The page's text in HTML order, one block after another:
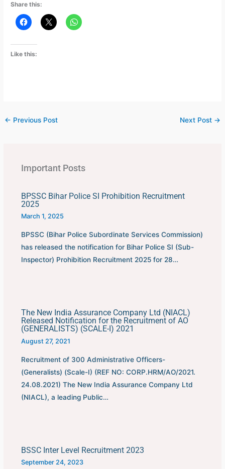
Share this:
Like this:
← Previous Post Next Post →
Important Posts
BPSSC Bihar Police SI Prohibition Recruitment
2025
March 1, 2025
BPSSC (Bihar Police Subordinate Services Commission)
has released the notification for Bihar Police SI (Sub-
Inspector) Prohibition Recruitment 2025 for 28…
The New India Assurance Company Ltd (NIACL)
Released Notification for the Recruitment of AO
(GENERALISTS) (SCALE-I) 2021
August 27, 2021
Recruitment of 300 Administrative Officers-
(Generalists) (Scale-I) (REF NO: CORP.HRM/AO/2021.
24.08.2021) The New India Assurance Company Ltd
(NIACL), a leading Public…
BSSC Inter Level Recruitment 2023
September 24, 2023